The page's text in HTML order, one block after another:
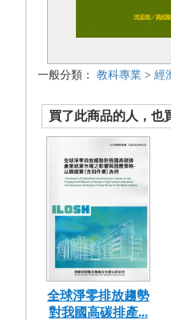
一般分類： 教科專業 > 經
買了此商品的人，也
全球淨零排放趨勢
對我國高碳排產...